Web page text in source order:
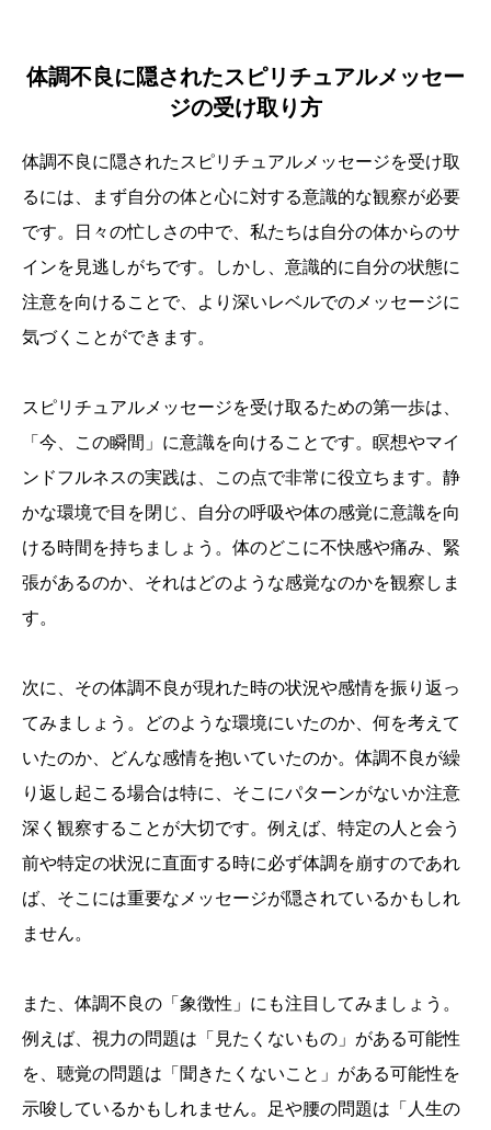
体調不良に隠されたスピリチュアルメッセー
ジの受け取り方
体調不良に隠されたスピリチュアルメッセージを受け取
るには、まず自分の体と心に対する意識的な観察が必要
です。日々の忙しさの中で、私たちは自分の体からのサ
インを見逃しがちです。しかし、意識的に自分の状態に
注意を向けることで、より深いレベルでのメッセージに
気づくことができます。
スピリチュアルメッセージを受け取るための第一歩は、
「今、この瞬間」に意識を向けることです。瞑想やマイ
ンドフルネスの実践は、この点で非常に役立ちます。静
かな環境で目を閉じ、自分の呼吸や体の感覚に意識を向
ける時間を持ちましょう。体のどこに不快感や痛み、緊
張があるのか、それはどのような感覚なのかを観察しま
す。
次に、その体調不良が現れた時の状況や感情を振り返っ
てみましょう。どのような環境にいたのか、何を考えて
いたのか、どんな感情を抱いていたのか。体調不良が繰
り返し起こる場合は特に、そこにパターンがないか注意
深く観察することが大切です。例えば、特定の人と会う
前や特定の状況に直面する時に必ず体調を崩すのであれ
ば、そこには重要なメッセージが隠されているかもしれ
ません。
また、体調不良の「象徴性」にも注目してみましょう。
例えば、視力の問題は「見たくないもの」がある可能性
を、聴覚の問題は「聞きたくないこと」がある可能性を
示唆しているかもしれません。足や腰の問題は「人生の